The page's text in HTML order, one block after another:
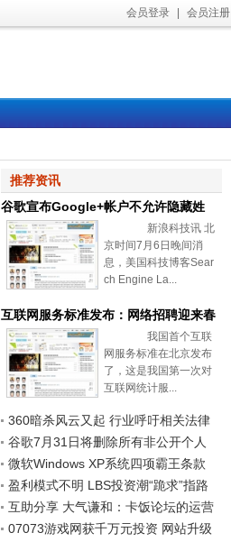
会员登录 会员注册
推荐资讯
谷歌宣布Google+帐户不允许隐藏姓
名和性别
新浪科技讯 北
京时间7月6日晚间消
息，美国科技博客Sear
ch Engine La...
互联网服务标准发布：网络招聘迎来春
天
我国首个互联
网服务标准在北京发布
了，这是我国第一次对
互联网统计服...
360暗杀风云又起 行业呼吁相关法律
尽快出台
谷歌7月31日将删除所有非公开个人
资料页面
微软Windows XP系统四项霸王条款
被判无效
盈利模式不明 LBS投资潮“跪求”指路
标互助分享 大气谦和：卡饭论坛的运营
之道
07073游戏网获千万元投资 网站升级